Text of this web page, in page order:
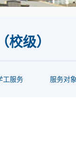
校级）
工服务 服务对